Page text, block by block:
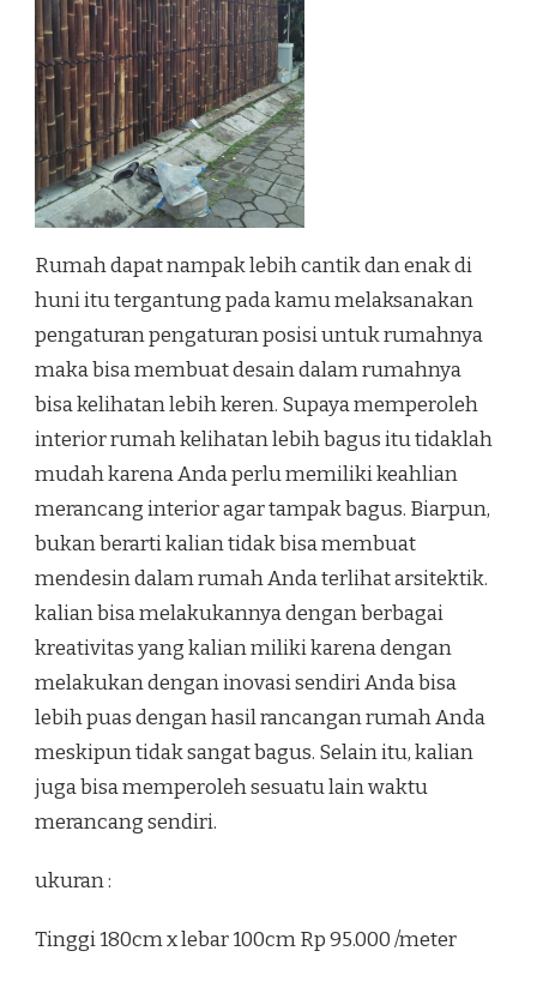
Rumah dapat nampak lebih cantik dan enak di
huni itu tergantung pada kamu melaksanakan
pengaturan pengaturan posisi untuk rumahnya
maka bisa membuat desain dalam rumahnya
bisa kelihatan lebih keren. Supaya memperoleh
interior rumah kelihatan lebih bagus itu tidaklah
mudah karena Anda perlu memiliki keahlian
merancang interior agar tampak bagus. Biarpun,
bukan berarti kalian tidak bisa membuat
mendesin dalam rumah Anda terlihat arsitektik.
kalian bisa melakukannya dengan berbagai
kreativitas yang kalian miliki karena dengan
melakukan dengan inovasi sendiri Anda bisa
lebih puas dengan hasil rancangan rumah Anda
meskipun tidak sangat bagus. Selain itu, kalian
juga bisa memperoleh sesuatu lain waktu
merancang sendiri.
ukuran :
Tinggi 180cm x lebar 100cm Rp 95.000 /meter